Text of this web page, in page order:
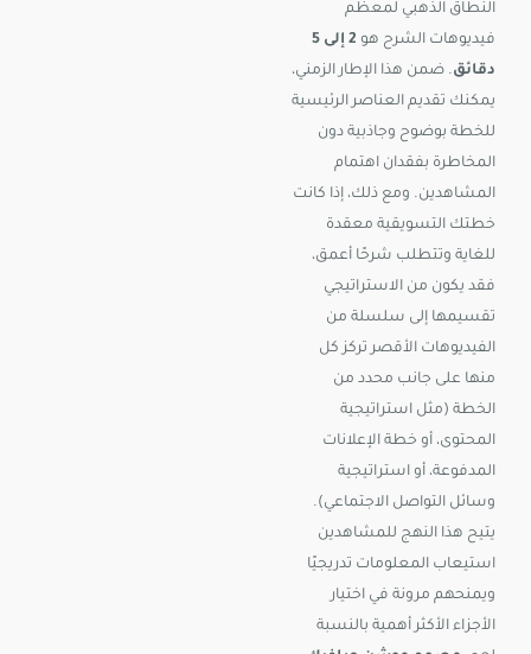
النطاق الذهبي لمعظم
فيديوهات الشرح هو
2 إلى 5
دقائق. ضمن هذا الإطار الزمني،
يمكنك تقديم العناصر الرئيسية
للخطة بوضوح وجاذبية دون
المخاطرة بفقدان اهتمام
المشاهدين. ومع ذلك، إذا كانت
خطتك التسويقية معقدة
للغاية وتتطلب شرحًا أعمق،
فقد يكون من الاستراتيجي
تقسيمها إلى سلسلة من
الفيديوهات الأقصر تركز كل
منها على جانب محدد من
الخطة (مثل استراتيجية
المحتوى، أو خطة الإعلانات
المدفوعة، أو استراتيجية
وسائل التواصل الاجتماعي).
يتيح هذا النهج للمشاهدين
استيعاب المعلومات تدريجيًا
ويمنحهم مرونة في اختيار
الأجزاء الأكثر أهمية بالنسبة